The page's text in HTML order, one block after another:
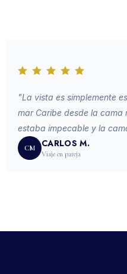
"La vista es simplemente
mar Caribe desde la cama
estaba impecable y la
CM CARLOS M.
Viaje en pareja